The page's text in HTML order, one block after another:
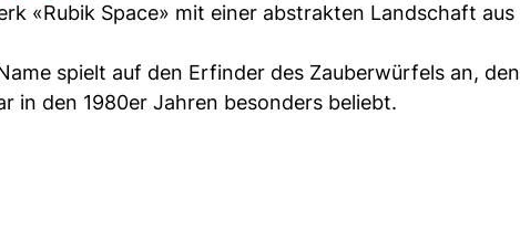
«Rubik Space» mit einer abstrakten Landschaft aus
spielt auf den Erfinder des Zauberwürfels an, den
in den 1980er Jahren besonders beliebt.